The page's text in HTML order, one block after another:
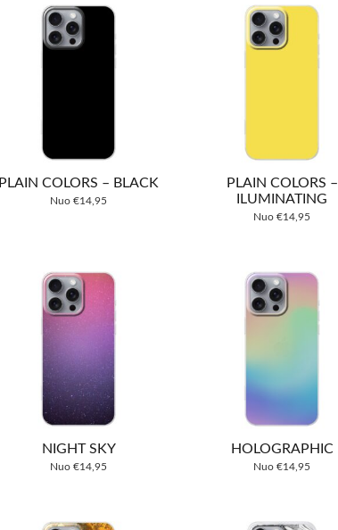
PLAIN COLORS – BLACK
Nuo€14,95
PLAIN COLORS –
ILUMINATING
Nuo€14,95
NIGHT SKY
Nuo€14,95
HOLOGRAPHIC
Nuo€14,95